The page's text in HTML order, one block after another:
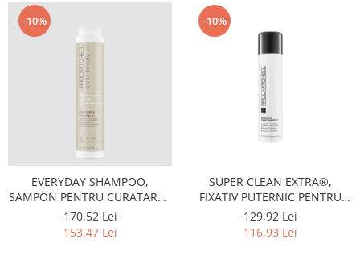
-10%
EVERYDAY SHAMPOO,
SAMPON PENTRU CURATAREB
BLANDA 250ml
170,52 Lei
153,47 Lei
-10%
SUPER CLEAN EXTRA®,
FIXATIV PUTERNIC PENTRU
VOLUM - 300ml
129,92 Lei
116,93 Lei